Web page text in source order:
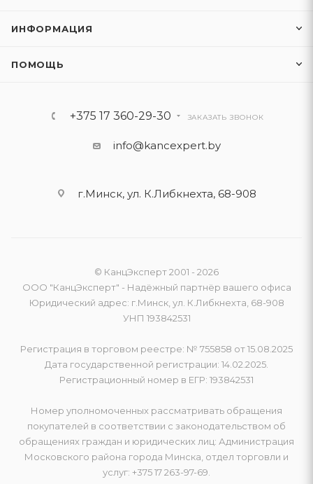
ИНФОРМАЦИЯ
ПОМОЩЬ
+375 17 360-29-30 ЗАКАЗАТЬ ЗВОНОК
info@kancexpert.by
г.Минск, ул. К.Либкнехта, 68-908
© КанцЭксперт 2001 - 2026
ООО "КанцЭксперт" - Надёжный партнёр вашего офиса
Юридический адрес: г.Минск, ул. К.Либкнехта, 68-908
УНП 193842531
Регистрация в торговом реестре: № 755858 от 15.08.2025
Дата государственной регистрации: 14.02.2025.
Регистрационный номер в ЕГР: 193842531
Номер уполномоченных рассматривать обращения
покупателей в соответствии с законодательством об
обращениях граждан и юридических лиц: Администрация
Московского района города Минска, отдел торговли и
услуг: +375 17 263-97-69.